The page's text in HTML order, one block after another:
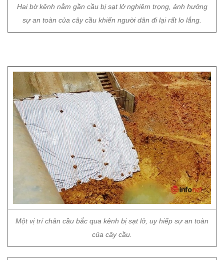
Hai bờ kênh nằm gần cầu bị sạt lở nghiêm trọng, ảnh hưởng
sự an toàn của cây cầu khiến người dân đi lại rất lo lắng.
Một vị trí chân cầu bắc qua kênh bị sạt lở, uy hiếp sự an toàn
của cây cầu.